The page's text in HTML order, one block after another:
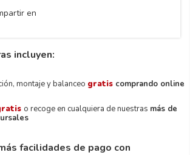
en
incluyen:
montaje y balanceo gratis comprando online
o recoge en cualquiera de nuestras más de
facilidades de pago con